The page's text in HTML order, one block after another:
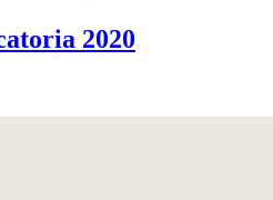
2020